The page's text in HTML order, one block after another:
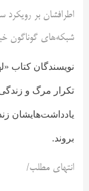
اطرافشان بر رویکرد
شبکه‌های گوناگون
نویسند‌گان کتاب
تکرار مرگ و
یادداشت‌هایشان
بروند.
انتهای مطلب/